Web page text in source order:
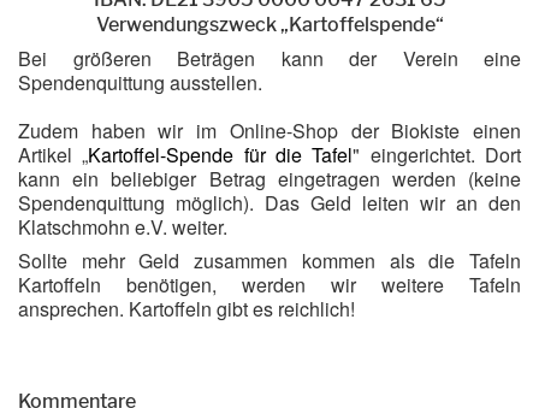
Verwendungszweck „Kartoffelspende“
Bei größeren Beträgen kann der Verein eine
Spendenquittung ausstellen.
Zudem haben wir im Online-Shop der Biokiste einen
Artikel „Kartoffel-Spende für die Tafel" eingerichtet. Dort
kann ein beliebiger Betrag eingetragen werden (keine
Spendenquittung möglich). Das Geld leiten wir an den
Klatschmohn e.V. weiter.
Sollte mehr Geld zusammen kommen als die Tafeln
Kartoffeln benötigen, werden wir weitere Tafeln
ansprechen. Kartoffeln gibt es reichlich!
Kommentare